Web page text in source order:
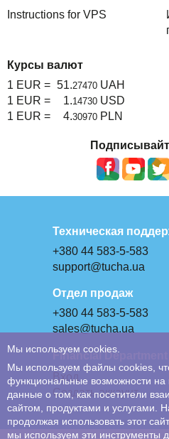
Instructions for VPS
Курсы валют
1 EUR = 51.27470 UAH
1 EUR =
1.14730 USD
1 EUR =
4.30970 PLN
Техническая
+380 44 583-5-583
support@tucha.ua
Отдел продаж
+380 44 583-5-583
sales@tucha.ua
Financial Department
Вход
Создать аккаунт
Мы используем cookies.
Мы используем файлы cookies,
функциональные возможности
данные о том, как посетители
сайтом, продуктами и услугами.
продолжая использовать этот
мы используем эти инструменты